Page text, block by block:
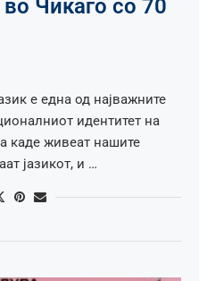
Чикаго со 70
е една од најважните
идентитет на
каде живеат нашите
јазикот, и …